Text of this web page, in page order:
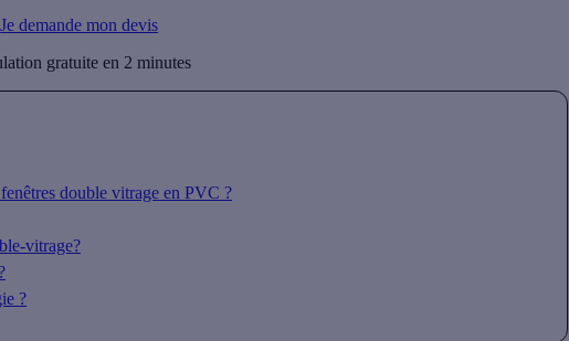
Je demande mon devis
gratuite en 2 minutes
double vitrage en PVC ?
vitrage?
?